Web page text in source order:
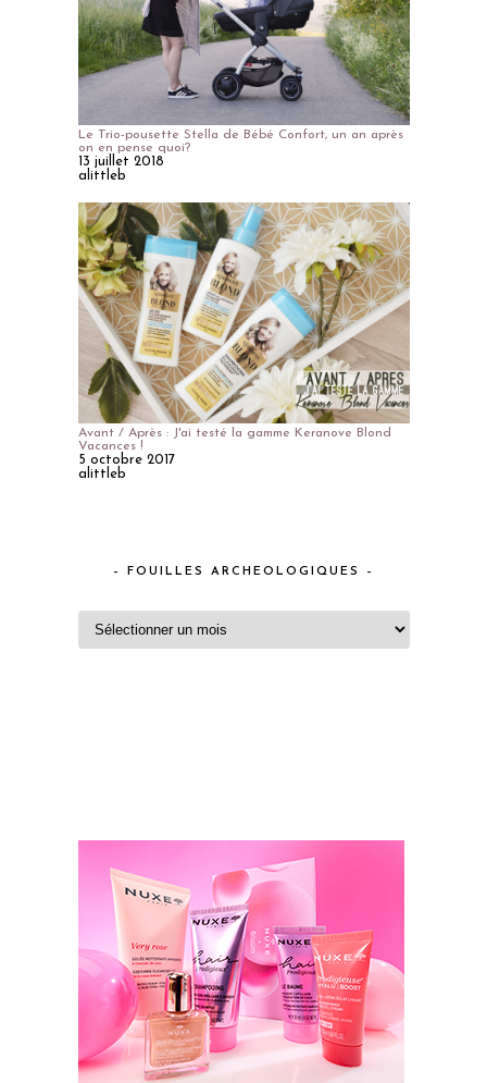
Le Trio-pousette Stella de Bébé Confort, un an après
on en pense quoi?
13 juillet 2018
alittleb
Avant / Après : J'ai testé la gamme Keranove Blond
Vacances !
5 octobre 2017
alittleb
– FOUILLES ARCHEOLOGIQUES –